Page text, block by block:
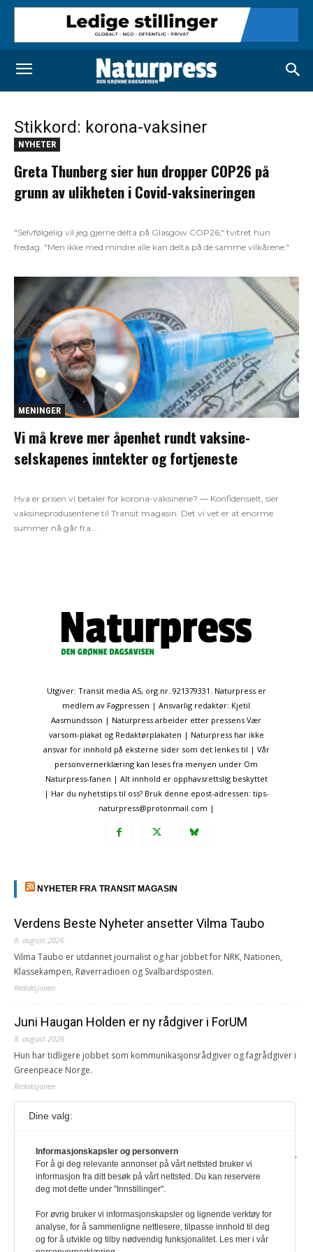
Stikkord: korona-vaksiner
NYHETER
Greta Thunberg sier hun dropper COP26 på
grunn av ulikheten i Covid-vaksineringen
"Selvfølgelig vil jeg gjerne delta på Glasgow COP26," tvitret hun
fredag. "Men ikke med mindre alle kan delta på de samme vilkårene."
MENINGER
Vi må kreve mer åpenhet rundt vaksine-
selskapenes inntekter og fortjeneste
Hva er prisen vi betaler for korona-vaksinene? — Konfidensielt, sier
vaksineprodusentene til Transit magasin. Det vi vet er at enorme
summer nå går fra...
Utgiver: Transit media AS, org.nr. 921379331. Naturpress er
medlem av Fagpressen | Ansvarlig redaktør: Kjetil
Aasmundsson | Naturpress arbeider etter pressens Vær
varsom-plakat og Redaktørplakaten | Naturpress har ikke
ansvar for innhold på eksterne sider som det lenkes til | Vår
personvernerklæring kan leses fra menyen under Om
Naturpress-fanen | Alt innhold er opphavsrettslig beskyttet
| Har du nyhetstips til oss? Bruk denne epost-adressen: tips-
naturpress@protonmail.com |
NYHETER FRA TRANSIT MAGASIN
Verdens Beste Nyheter ansetter Vilma Taubo
8. august 2026
Vilma Taubo er utdannet journalist og har jobbet for NRK, Nationen,
Klassekampen, Røverradioen og Svalbardsposten.
Redaksjonen
Juni Haugan Holden er ny rådgiver i ForUM
8. august 2026
Hun har tidligere jobbet som kommunikasjonsrådgiver og fagrådgiver i
Greenpeace Norge.
Redaksjonen
Journalist fra Vietnam idømt 7 års fengsel
Kommunistpartiet i Vietnam har total kontroll over alle offisielle medier,
aviser, TV- og radiokanaler. For å lese denne må du ha abonnement
Logg inn her Ny abonnent? Velg Årsabonnement, Månedsabonnement
og bedrifter.
Redaksjonen
Dine valg:
Informasjonskapsler og personvern
For å gi deg relevante annonser på vårt nettsted bruker vi
informasjon fra ditt besøk på vårt nettsted. Du kan reservere
deg mot dette under "Innstillinger".
For øvrig bruker vi informasjonskapsler og lignende verktøy for
analyse, for å sammenligne nettlesere, tilpasse innhold til deg
og for å utvikle og tilby nødvendig funksjonalitet. Les mer i vår